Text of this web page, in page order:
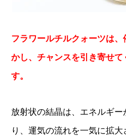
フラワールチルクォーツは
かし、チャンスを引き寄せて
す。
放射状の結晶は、エネルギ
り、運気の流れを一気に拡大